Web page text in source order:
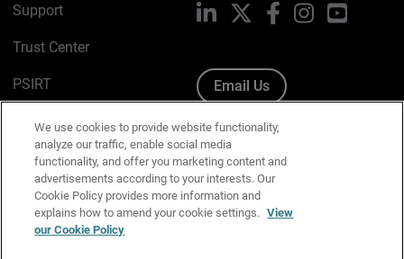
Support
Trust Center
PSIRT
Cookie Policy
Privacy Policy
Media & Brand Kit
Manage Email Preferences
LinkedIn FacebookInstagramYouTube
Email Us
We use cookies to provide website functionality,
analyze our traffic, enable social media
functionality, and offer you marketing content and
advertisements according to your interests. Our
Cookie Policy provides more information and
explains how to amend your cookie settings. View
our Cookie Policy